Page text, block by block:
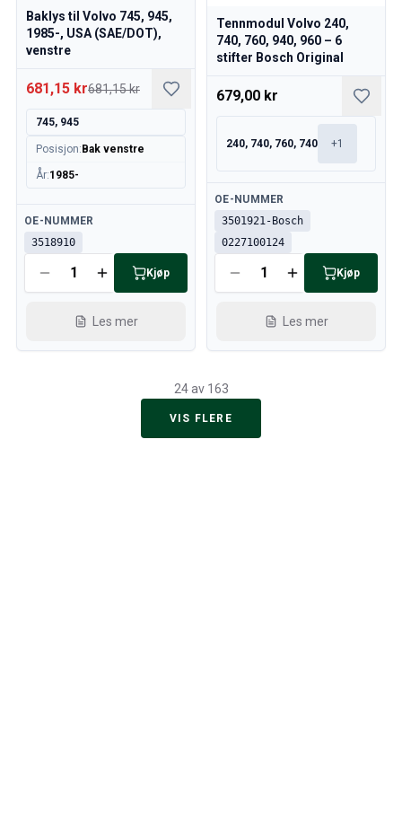
Baklys til Volvo 745, 945,
1985-, USA (SAE/DOT),
venstre
681,15 kr681,15 kr
745, 945
Posisjon: Bak venstre
År:1985-
Tilgjengelig
OE-NUMMER
3518910
Kjøp
Les mer
Tennmodul Volvo 240,
740, 760, 940, 960 – 6
stifter Bosch Original
679,00 kr
240, 740, 760, 740 +1
Tilgjengelig
OE-NUMMER
3501921-Bosch
0227100124
Kjøp
Les mer
24 av 163
VIS FLERE